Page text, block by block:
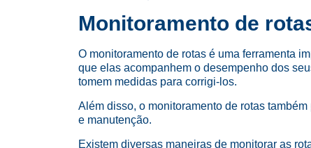
Monitoramento de
O monitoramento de rotas é uma ferramenta
que elas acompanhem o desempenho dos
tomem medidas para corrigi-los.
Além disso, o monitoramento de rotas
e manutenção.
Existem diversas maneiras de monitorar as